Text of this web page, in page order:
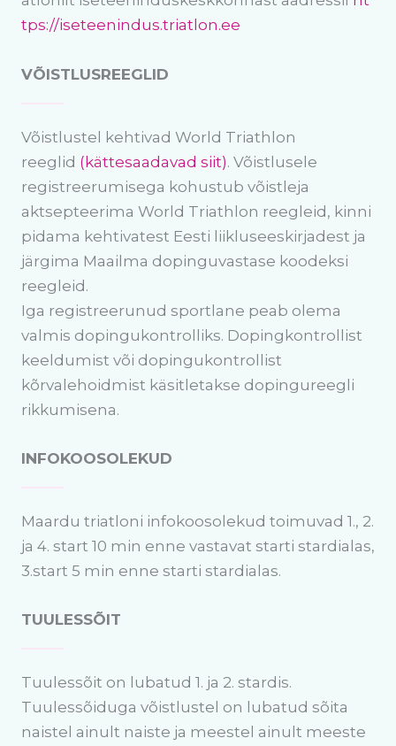
tps://iseteenindus.triatlon.ee
VÕISTLUSREEGLID
Võistlustel kehtivad World Triathlon
reeglid (kättesaadavad siit). Võistlusele
registreerumisega kohustub võistleja
aktsepteerima World Triathlon reegleid, kinni
pidama kehtivatest Eesti liikluseeskirjadest ja
järgima Maailma dopinguvastase koodeksi
reegleid.
Iga registreerunud sportlane peab olema
valmis dopingukontrolliks. Dopingkontrollist
keeldumist või dopingukontrollist
kõrvalehoidmist käsitletakse dopingureegli
rikkumisena.
INFOKOOSOLEKUD
Maardu triatloni infokoosolekud toimuvad 1., 2.
ja 4. start 10 min enne vastavat starti stardialas,
3.start 5 min enne starti stardialas.
TUULESSÕIT
Tuulessõit on lubatud 1. ja 2. stardis.
Tuulessõiduga võistlustel on lubatud sõita
naistel ainult naiste ja meestel ainult meeste